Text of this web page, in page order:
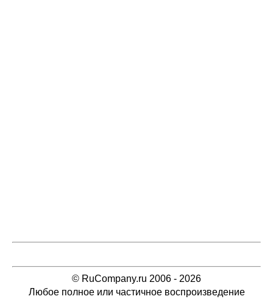
© RuCompany.ru 2006 - 2026
Любое полное или частичное воспроизведение